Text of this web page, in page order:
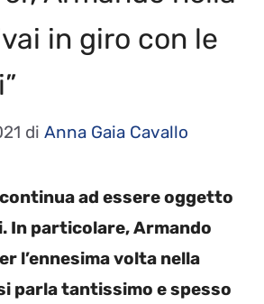
in giro con le
di Anna Gaia Cavallo
ad essere oggetto
In particolare, Armando
l’ennesima volta nella
parla tantissimo e spesso